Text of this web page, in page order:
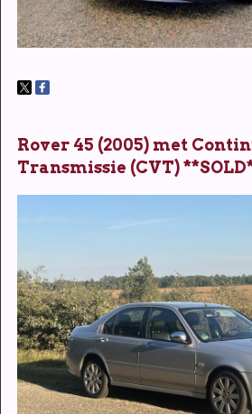
Rover 45 (2005) met
Transmissie (CVT)